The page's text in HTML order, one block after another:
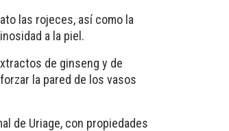
las rojeces, así como la
a la piel.
de ginseng y de
la pared de los vasos
de Uriage, con propiedades